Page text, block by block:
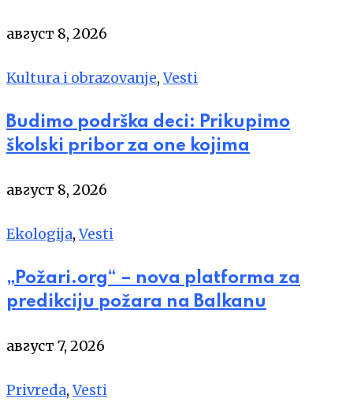
август 8, 2026
Kultura i obrazovanje,Vesti
Budimo podrška deci: Prikupimo
školski pribor za one kojima
август 8, 2026
Ekologija,Vesti
„Požari.org“ – nova platforma za
predikciju požara na Balkanu
август 7, 2026
Privreda,Vesti